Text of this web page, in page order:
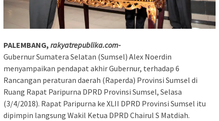
PALEMBANG, rakyatrepublika.com-
Gubernur Sumatera Selatan (Sumsel) Alex Noerdin
menyampaikan pendapat akhir Gubernur, terhadap 6
Rancangan peraturan daerah (Raperda) Provinsi Sumsel di
Ruang Rapat Paripurna DPRD Provinsi Sumsel, Selasa
(3/4/2018). Rapat Paripurna ke XLII DPRD Provinsi Sumsel itu
dipimpin langsung Wakil Ketua DPRD Chairul S Matdiah.